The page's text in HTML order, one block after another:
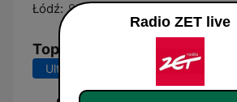
Łódź: 92.6 FM
Top melodii
Ultimele 7 zile Ultimele 30 de zile
Radio ZET live